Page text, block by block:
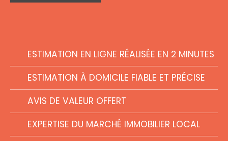
ESTIMATION EN LIGNE RÉALISÉE EN 2 MINUTES
ESTIMATION À DOMICILE FIABLE ET PRÉCISE
AVIS DE VALEUR OFFERT
EXPERTISE DU MARCHÉ IMMOBILIER LOCAL